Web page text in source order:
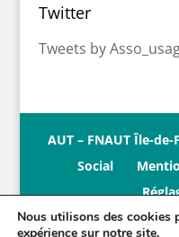
Twitter
Tweets by
AUT – FNAUT Île-de-
Social
Nous utilisons des cookies
expérience sur notre site.